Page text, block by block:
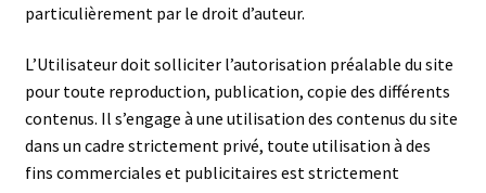
particulièrement par le droit d’auteur.
L’Utilisateur doit solliciter l’autorisation préalable du site
pour toute reproduction, publication, copie des différents
contenus. Il s’engage à une utilisation des contenus du site
dans un cadre strictement privé, toute utilisation à des
fins commerciales et publicitaires est strictement